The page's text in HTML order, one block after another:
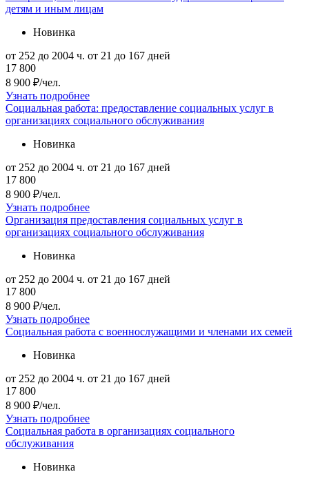
детям и иным лицам
Новинка
от 252 до 2004 ч. от 21 до 167 дней
17 800
8 900 ₽/чел.
Узнать подробнее
Социальная работа: предоставление социальных услуг в
организациях социального обслуживания
Новинка
от 252 до 2004 ч. от 21 до 167 дней
17 800
8 900 ₽/чел.
Узнать подробнее
Организация предоставления социальных услуг в
организациях социального обслуживания
Новинка
от 252 до 2004 ч. от 21 до 167 дней
17 800
8 900 ₽/чел.
Узнать подробнее
Социальная работа с военнослужащими и членами их семей
Новинка
от 252 до 2004 ч. от 21 до 167 дней
17 800
8 900 ₽/чел.
Узнать подробнее
Социальная работа в организациях социального
обслуживания
Новинка